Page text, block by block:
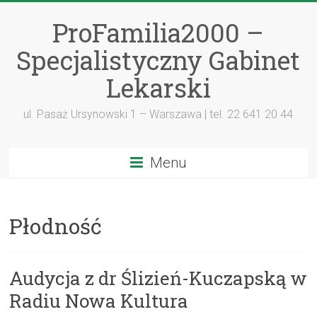
ProFamilia2000 –
Specjalistyczny Gabinet
Lekarski
ul. Pasaż Ursynowski 1 – Warszawa | tel. 22 641 20 44
Menu
Płodność
Audycja z dr Ślizień-Kuczapską w
Radiu Nowa Kultura